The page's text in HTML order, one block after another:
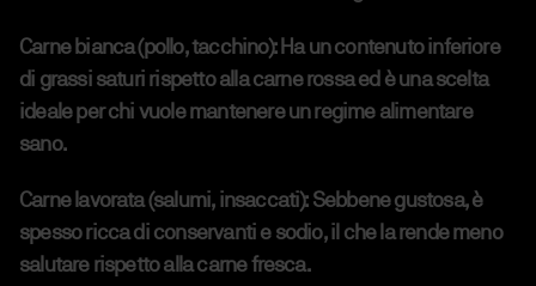
Carne bianca (pollo, tacchino):Ha un contenuto inferiore
di grassi saturi rispetto alla carne rossa ed è una scelta
ideale per chi vuole mantenere un regime alimentare
sano.
Carne lavorata (salumi, insaccati):Sebbene gustosa, è
spesso ricca di conservanti e sodio, il che la rende meno
salutare rispetto alla carne fresca.